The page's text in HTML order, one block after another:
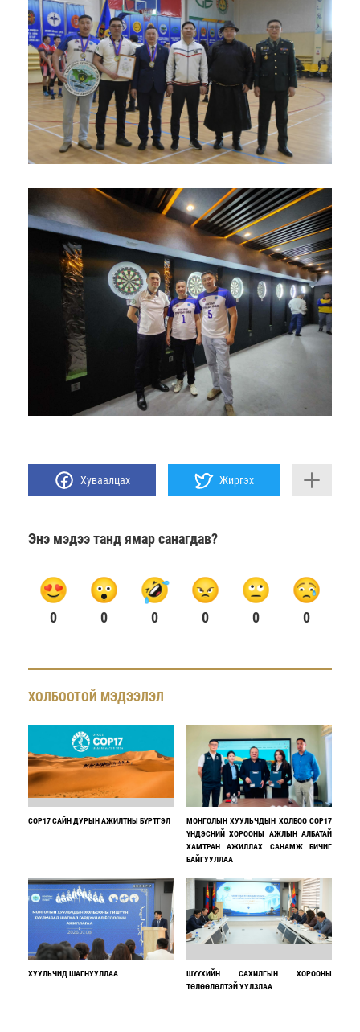
Хуваалцах Жиргэх
Энэ мэдээ танд ямар санагдав?
0 0 0 0 0 0
ХОЛБООТОЙ МЭДЭЭЛЭЛ
COP17 САЙН ДУРЫН АЖИЛТНЫ БҮРТГЭЛ
МОНГОЛЫН ХУУЛЬЧДЫН ХОЛБОО COP17
ҮНДЭСНИЙ ХОРООНЫ АЖЛЫН АЛБАТАЙ
ХАМТРАН АЖИЛЛАХ САНАМЖ БИЧИГ
БАЙГУУЛЛАА
ХУУЛЬЧИД ШАГНУУЛЛАА
ШҮҮХИЙН САХИЛГЫН ХОРООНЫ
ТӨЛӨӨЛӨЛТЭЙ УУЛЗЛАА